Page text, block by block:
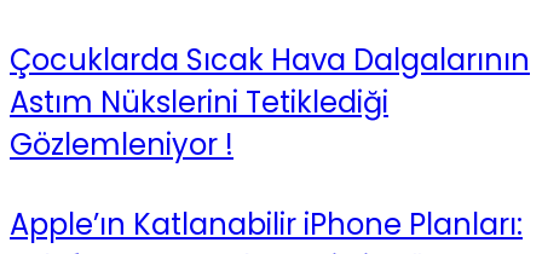
Çocuklarda Sıcak Hava Dalgalarının
Astım Nükslerini Tetiklediği
Gözlemleniyor !
Apple’ın Katlanabilir iPhone Planları: